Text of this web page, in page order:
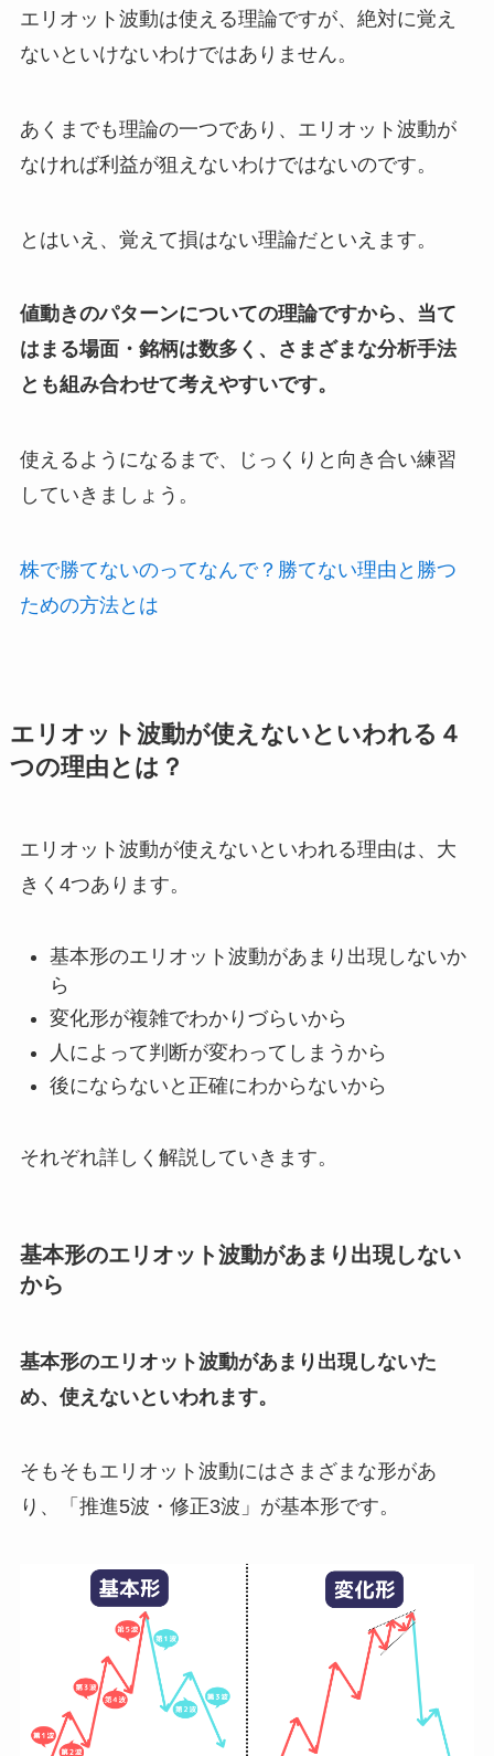
エリオット波動は使える理論ですが、絶対に覚え
ないといけないわけではありません。
あくまでも理論の一つであり、エリオット波動が
なければ利益が狙えないわけではないのです。
とはいえ、覚えて損はない理論だといえます。
値動きのパターンについての理論ですから、当て
はまる場面・銘柄は数多く、さまざまな分析手法
とも組み合わせて考えやすいです。
使えるようになるまで、じっくりと向き合い練習
していきましょう。
株で勝てないのってなんで？勝てない理由と勝つ
ための方法とは
エリオット波動が使えないといわれる４
つの理由とは？
エリオット波動が使えないといわれる理由は、大
きく4つあります。
基本形のエリオット波動があまり出現しないか
ら
変化形が複雑でわかりづらいから
人によって判断が変わってしまうから
後にならないと正確にわからないから
それぞれ詳しく解説していきます。
基本形のエリオット波動があまり出現しない
から
基本形のエリオット波動があまり出現しないた
め、使えないといわれます。
そもそもエリオット波動にはさまざまな形があ
り、「推進5波・修正3波」が基本形です。